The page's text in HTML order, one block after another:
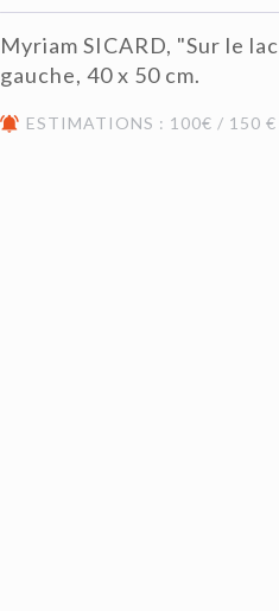
Myriam SICARD, "Sur le
gauche, 40 x 50 cm.
ESTIMATIONS : 100€ / 150 €